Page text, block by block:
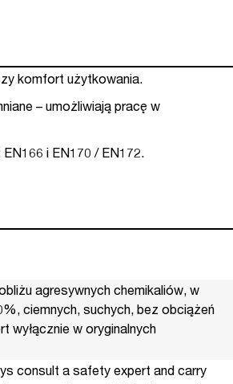
komfort użytkowania.
– umożliwiają pracę w
i EN170 / EN172.
agresywnych chemikaliów, w
ciemnych, suchych, bez obciążeń
wyłącznie w oryginalnych
consult a safety expert and carry